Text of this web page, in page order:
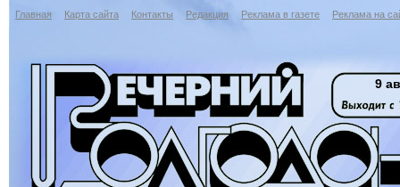
Главная Карта сайта Контакты Редакция Реклама в газете Реклама на
9